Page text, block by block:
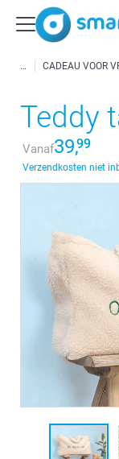
CADEAU VOOR
Teddy
Vanaf39,99
Verzendkosten niet